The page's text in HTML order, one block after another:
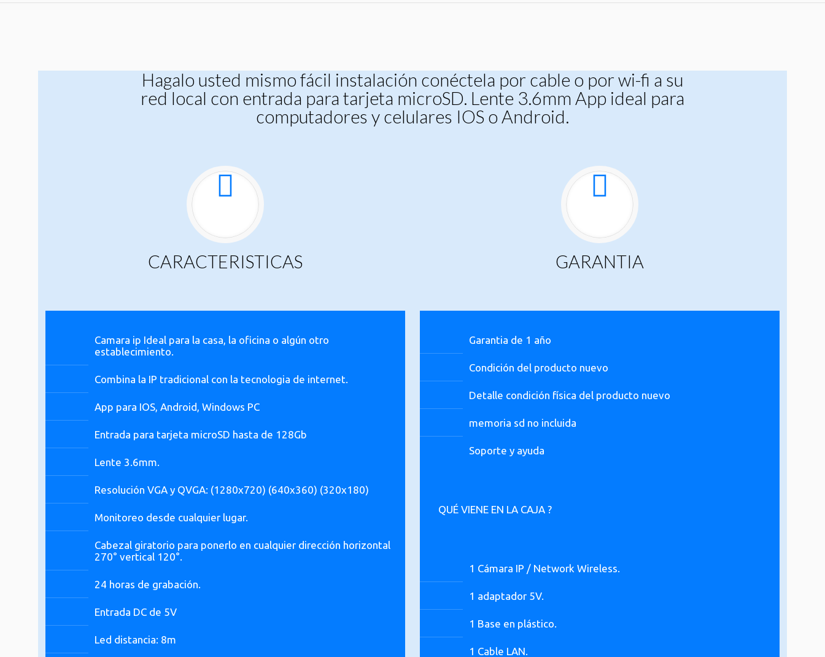
Hagalo usted mismo fácil instalación conéctela por cable o por wi-fi a su
red local con entrada para tarjeta microSD. Lente 3.6mm App ideal para
computadores y celulares IOS o Android.
CARACTERISTICAS GARANTIA
Camara ip Ideal para la casa, la oficina o algún otro
establecimiento.
Combina la IP tradicional con la tecnologia de internet.
App para IOS, Android, Windows PC
Entrada para tarjeta microSD hasta de 128Gb
Lente 3.6mm.
Resolución VGA y QVGA: (1280x720) (640x360) (320x180)
Monitoreo desde cualquier lugar.
Cabezal giratorio para ponerlo en cualquier dirección horizontal
270° vertical 120°.
24 horas de grabación.
Entrada DC de 5V
Led distancia: 8m
Garantia de 1 año
Condición del producto nuevo
Detalle condición física del producto nuevo
memoria sd no incluida
Soporte y ayuda
QUÉ VIENE EN LA CAJA ?
1 Cámara IP / Network Wireless.
1 adaptador 5V.
1 Base en plástico.
1 Cable LAN.
Area of our service